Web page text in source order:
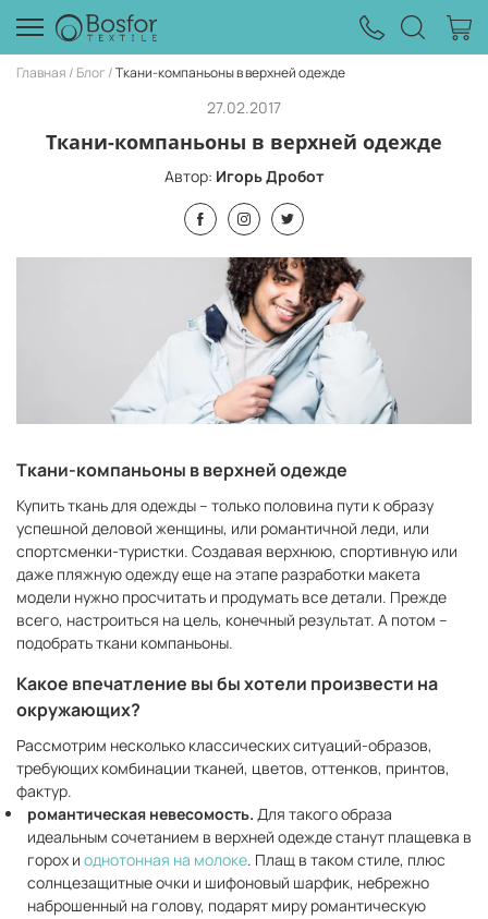
Главная Блог Ткани-компаньоны в верхней одежде
27.02.2017
Ткани-компаньоны в верхней одежде
Автор: Игорь Дробот
Ткани-компаньоны в верхней одежде
Купить ткань для одежды – только половина пути к образу
успешной деловой женщины, или романтичной леди, или
спортсменки-туристки. Создавая верхнюю, спортивную или
даже пляжную одежду еще на этапе разработки макета
модели нужно просчитать и продумать все детали. Прежде
всего, настроиться на цель, конечный результат. А потом –
подобрать ткани компаньоны.
Какое впечатление вы бы хотели произвести на
окружающих?
Рассмотрим несколько классических ситуаций-образов,
требующих комбинации тканей, цветов, оттенков, принтов,
фактур.
романтическая невесомость. Для такого образа
идеальным сочетанием в верхней одежде станут плащевка в
горох и однотонная на молоке. Плащ в таком стиле, плюс
солнцезащитные очки и шифоновый шарфик, небрежно
наброшенный на голову, подарят миру романтическую